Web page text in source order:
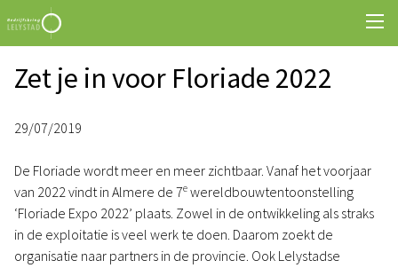
Zet je in voor Floriade 2022
29/07/2019
De Floriade wordt meer en meer zichtbaar. Vanaf het voorjaar
van 2022 vindt in Almere de 7e wereldbouwtentoonstelling
‘Floriade Expo 2022’ plaats. Zowel in de ontwikkeling als straks
in de exploitatie is veel werk te doen. Daarom zoekt de
organisatie naar partners in de provincie. Ook Lelystadse